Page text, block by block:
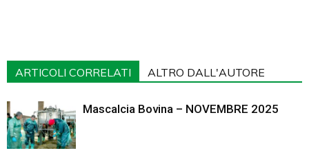
ARTICOLI CORRELATI ALTRO DALL'AUTORE
Mascalcia Bovina – NOVEMBRE 2025